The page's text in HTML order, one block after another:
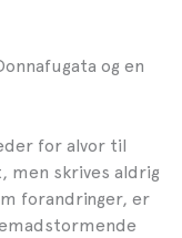
og en
for alvor til
men skrives aldrig
forandringer, er